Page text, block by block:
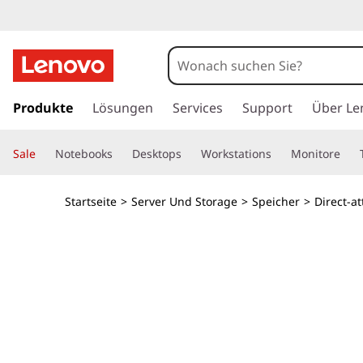
1
2
2
4
u
a
Produkte Lösungen Services Support Über
Sale Notebooks Desktops Workstations Monitore
Startseite > Server Und Storage > Speicher > Direct-